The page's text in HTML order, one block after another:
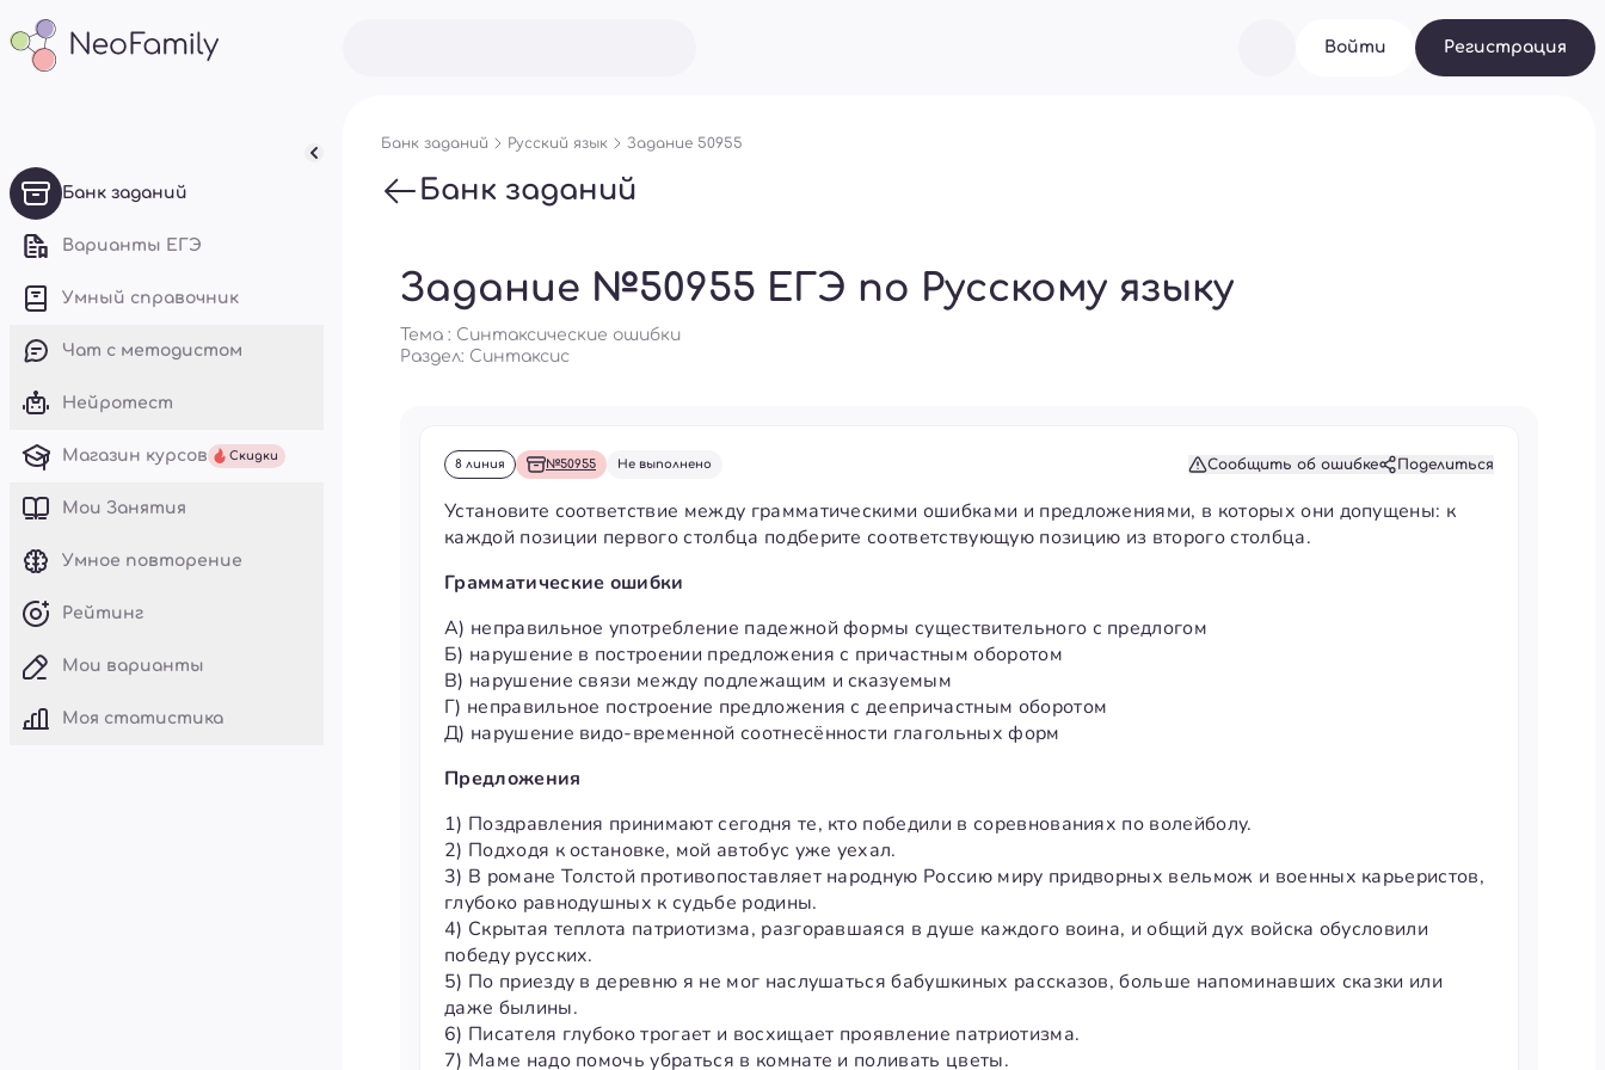
Банк заданий
Варианты ЕГЭ
Умный справочник
Чат с методистом
Нейротест
Магазин курсов Скидки
Mои Занятия
Умное повторение
Рейтинг
Мои варианты
Моя статистика
Войти Регистрация
Банк заданий Русский язык Задание 50955
Банк заданий
Задание №50955 ЕГЭ по Русскому языку
Тема : Синтаксические ошибки
Раздел: Синтаксис
8 линия №50955 Не выполнено Сообщить об ошибке Поделиться
Установите соответствие между грамматическими ошибками и предложениями, в которых они допущены: к
каждой позиции первого столбца подберите соответствующую позицию из второго столбца.
Грамматические ошибки
A) неправильное употребление падежной формы существительного с предлогом
Б) нарушение в построении предложения с причастным оборотом
B) нарушение связи между подлежащим и сказуемым
Г) неправильное построение предложения с деепричастным оборотом
Д) нарушение видо-временной соотнесённости глагольных форм
Предложения
1) Поздравления принимают сегодня те, кто победили в соревнованиях по волейболу.
2) Подходя к остановке, мой автобус уже уехал.
3) В романе Толстой противопоставляет народную Россию миру придворных вельмож и военных карьеристов,
глубоко равнодушных к судьбе родины.
4) Скрытая теплота патриотизма, разгоравшаяся в душе каждого воина, и общий дух войска обусловили
победу русских.
5) По приезду в деревню я не мог наслушаться бабушкиных рассказов, больше напоминавших сказки или
даже былины.
6) Писателя глубоко трогает и восхищает проявление патриотизма.
7) Маме надо помочь убраться в комнате и поливать цветы.